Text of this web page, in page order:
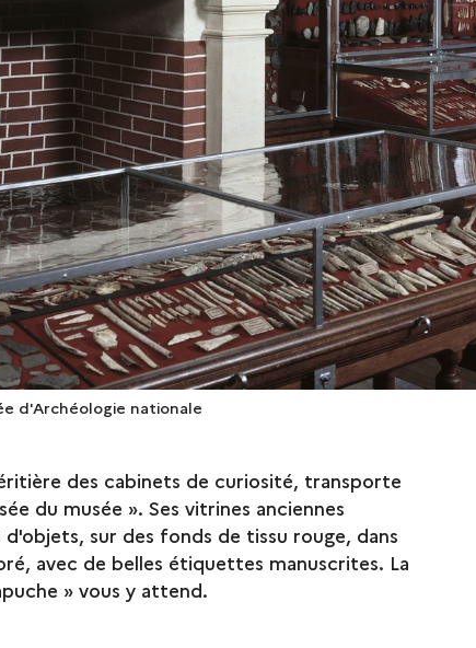
d'Archéologie nationale
des cabinets de curiosité, transporte
du musée ». Ses vitrines anciennes
sur des fonds de tissu rouge, dans
avec de belles étiquettes manuscrites. La
» vous y attend.